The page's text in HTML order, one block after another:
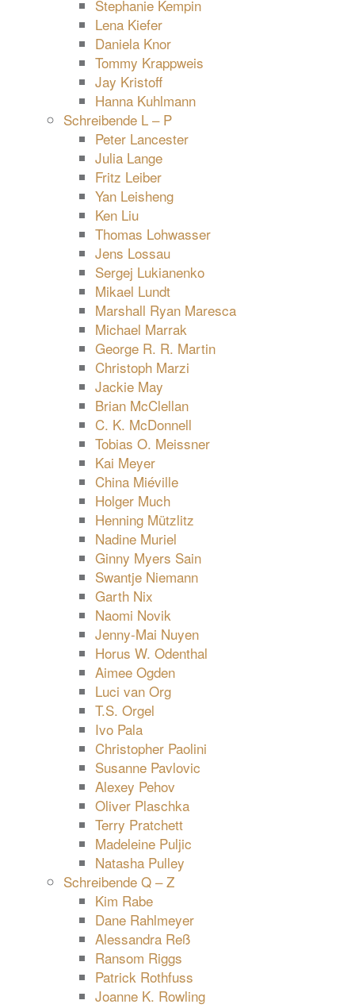
Stephanie Kempin
Lena Kiefer
Daniela Knor
Tommy Krappweis
Jay Kristoff
Hanna Kuhlmann
Schreibende L – P
Peter Lancester
Julia Lange
Fritz Leiber
Yan Leisheng
Ken Liu
Thomas Lohwasser
Jens Lossau
Sergej Lukianenko
Mikael Lundt
Marshall Ryan Maresca
Michael Marrak
George R. R. Martin
Christoph Marzi
Jackie May
Brian McClellan
C. K. McDonnell
Tobias O. Meissner
Kai Meyer
China Miéville
Holger Much
Henning Mützlitz
Nadine Muriel
Ginny Myers Sain
Swantje Niemann
Garth Nix
Naomi Novik
Jenny-Mai Nuyen
Horus W. Odenthal
Aimee Ogden
Luci van Org
T.S. Orgel
Ivo Pala
Christopher Paolini
Susanne Pavlovic
Alexey Pehov
Oliver Plaschka
Terry Pratchett
Madeleine Puljic
Natasha Pulley
Schreibende Q – Z
Kim Rabe
Dane Rahlmeyer
Alessandra Reß
Ransom Riggs
Patrick Rothfuss
Joanne K. Rowling